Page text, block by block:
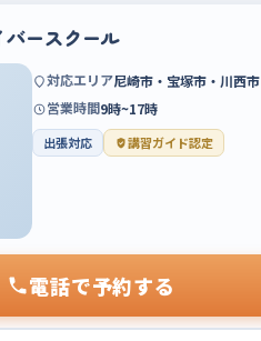
ースクール
対応エリア尼崎市・宝塚市・川西市
営業時間9時~17時
出張対応 講習ガイド認定
電話で予約する